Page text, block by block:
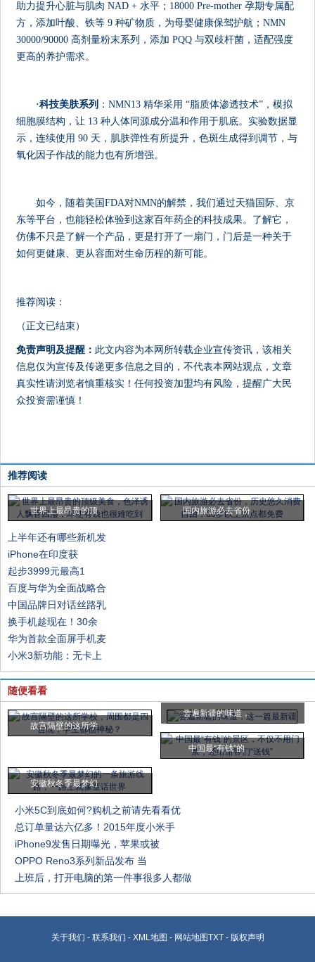
助力提升心脏与肌肉 NAD + 水平；18000 Pre-mother 孕期专属配
方，添加叶酸、铁等 9 种矿物质，为母婴健康保驾护航；NMN
30000/90000 高剂量粉末系列，添加 PQQ 与双歧杆菌，适配强度
更高的养护需求。
·科技美肤系列 ：NMN13 精华采用 “脂质体渗透技术”，模拟
细胞膜结构，让 13 种人体同源成分温和作用于肌底。实验数据显
示，连续使用 90 天，肌肤弹性有所提升，色斑生成得到调节，与
氧化因子作战的能力也有所增强。
如今，随着美国FDA对NMN的解禁，我们通过天猫国际、京
东等平台，也能轻松体验到这家百年药企的科技成果。了解它，
仿佛不只是了解一个产品，更是打开了一扇门，门后是一种关于
如何更健康、更从容面对生命历程的新可能。
推荐阅读：
（正文已结束）
免责声明及提醒： 此文内容为本网所转载企业宣传资讯，该相关
信息仅为宣传及传递更多信息之目的，不代表本网站观点，文章
真实性请浏览者慎重核实！任何投资加盟均有风险，提醒广大民
众投资需谨慎！
推荐阅读
世界上最昂贵的顶 国内旅游必去省份
上半年还有哪些新机发
iPhone在印度获
起步3999元最高1
百度与华为全面战略合
中国品牌日对话丝路乳
换手机趁现在！30余
华为首款全面屏手机麦
小米3新功能：无卡上
随便看看
故宫隔壁的这所学
尝遍新疆的味道，
中国最“有钱”的
安徽秋冬季最梦幻
小米5C到底如何?购机之前请先看看优
总订单量达六亿多！2015年度小米手
iPhone9发售日期曝光，苹果或被
OPPO Reno3系列新品发布 当
上班后，打开电脑的第一件事很多人都做
关于我们 - 联系我们 - XML地图 - 网站地图TXT- 版权声明